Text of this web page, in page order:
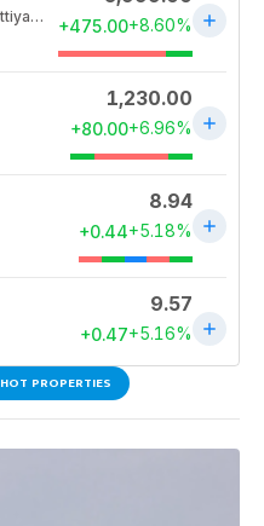
HOT PROPERTIES